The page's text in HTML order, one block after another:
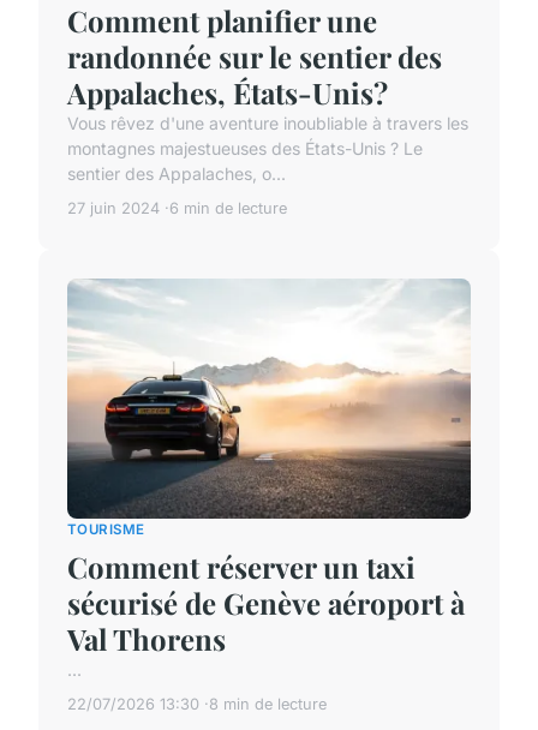
Comment planifier une
randonnée sur le sentier des
Appalaches, États-Unis?
Vous rêvez d'une aventure inoubliable à travers les
montagnes majestueuses des États-Unis ? Le
sentier des Appalaches, o...
27 juin 2024 6 min de lecture
TOURISME
Comment réserver un taxi
sécurisé de Genève aéroport à
Val Thorens
...
22/07/2026 13:30 8 min de lecture